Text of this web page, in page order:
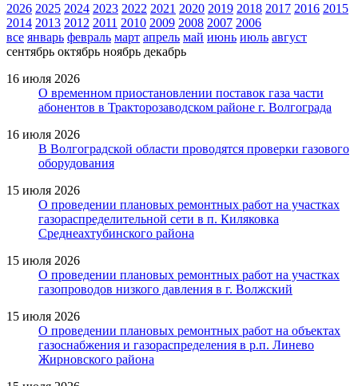
2026 2025 2024 2023 2022 2021 2020 2019 2018 2017 2016 2015
2014 2013 2012 2011 2010 2009 2008 2007 2006
все январь февраль март апрель май июнь июль август
сентябрь октябрь ноябрь декабрь
16 июля 2026
О временном приостановлении поставок газа части
абонентов в Тракторозаводском районе г. Волгограда
16 июля 2026
В Волгоградской области проводятся проверки газового
оборудования
15 июля 2026
О проведении плановых ремонтных работ на участках
газораспределительной сети в п. Киляковка
Среднеахтубинского района
15 июля 2026
О проведении плановых ремонтных работ на участках
газопроводов низкого давления в г. Волжский
15 июля 2026
О проведении плановых ремонтных работ на объектах
газоснабжения и газораспределения в р.п. Линево
Жирновского района